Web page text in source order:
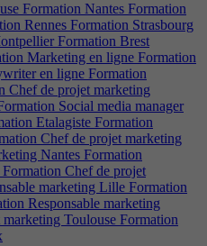
Formation Nantes Formation
Rennes Formation Strasbourg
Formation Brest
Marketing en ligne Formation
en ligne Formation
Chef de projet marketing
Social media manager
Etalagiste Formation
Chef de projet marketing
Nantes Formation
Formation Chef de projet
marketing Lille Formation
Responsable marketing
Toulouse Formation